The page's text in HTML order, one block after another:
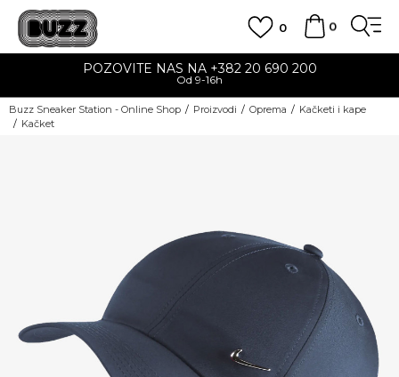
0
0
POZOVITE NAS NA +382 20 690 200
Od 9-16h
Buzz Sneaker Station - Online Shop Proizvodi Oprema
Kačketi i kape
Kačket